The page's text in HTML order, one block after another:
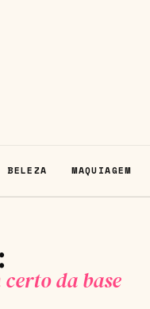
BELEZA MAQUIAGEM
da base